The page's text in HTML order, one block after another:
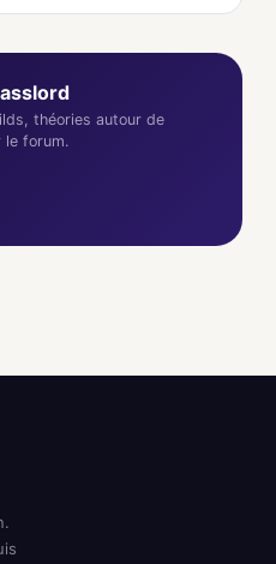
théories autour de
le forum.